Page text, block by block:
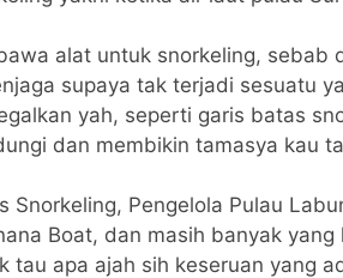
alat untuk snorkeling, sebab
supaya tak terjadi sesuatu
yah, seperti garis batas
dan membikin tamasya kau
Snorkeling, Pengelola Pulau
Boat, dan masih banyak
tau apa ajah sih keseruan yang